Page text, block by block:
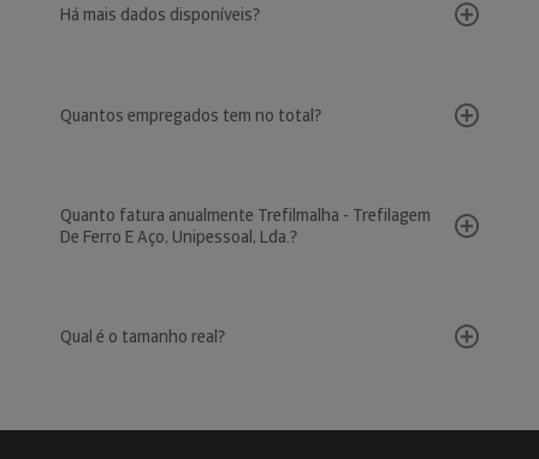
Há mais dados disponíveis?
Quantos empregados tem no total?
Quanto fatura anualmente Trefilmalha - Trefilagem
De Ferro E Aço, Unipessoal, Lda.?
Qual é o tamanho real?